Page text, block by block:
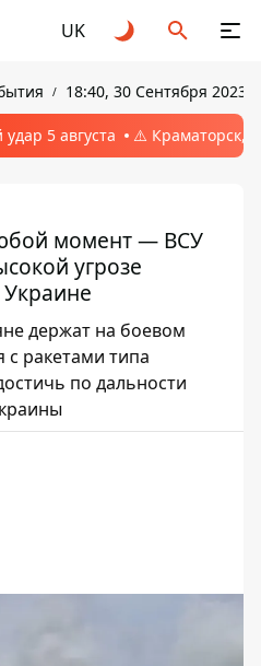
UK
18:40, 30 Сентября 2023
5 августа ⚠️ Краматорск,
момент — ВСУ
угрозе
держат на боевом
с ракетами типа
по дальности